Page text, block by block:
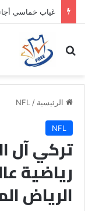
غياب خماسي
بحث عن
الرئيسية /
NFL
NFL
تركي آل
رياضية
الرياض